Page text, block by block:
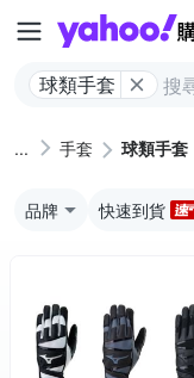
球類手套
手套 球類手套
品牌 快速到貨